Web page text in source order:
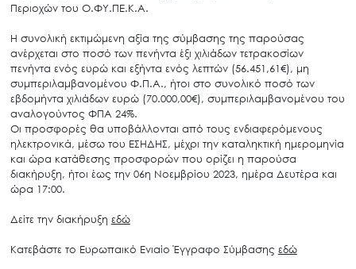
Περιοχών του Ο.ΦΥ.ΠΕ.Κ.Α.
Η συνολική εκτιμώμενη αξία της σύμβασης της παρούσας
ανέρχεται στο ποσό των πενήντα έξι χιλιάδων τετρακοσίων
πενήντα ενός ευρώ και εξήντα ενός λεπτών (56.451,61€), μη
συμπεριλαμβανομένου Φ.Π.Α., ήτοι στο συνολικό ποσό των
εβδομήντα χιλιάδων ευρώ (70.000,00€), συμπεριλαμβανομένου του
αναλογούντος ΦΠΑ 24%.
Οι προσφορές θα υποβάλλονται από τους ενδιαφερόμενους
ηλεκτρονικά, μέσω του ΕΣΗΔΗΣ, μέχρι την καταληκτική ημερομηνία
και ώρα κατάθεσης προσφορών που ορίζει η παρούσα
διακήρυξη, ήτοι έως την 06η Νοεμβρίου 2023, ημέρα Δευτέρα και
ώρα 17:00.
Δείτε την διακήρυξη εδώ
Κατεβάστε το Ευρωπαικό Ενιαίο Έγγραφο Σύμβασης εδώ